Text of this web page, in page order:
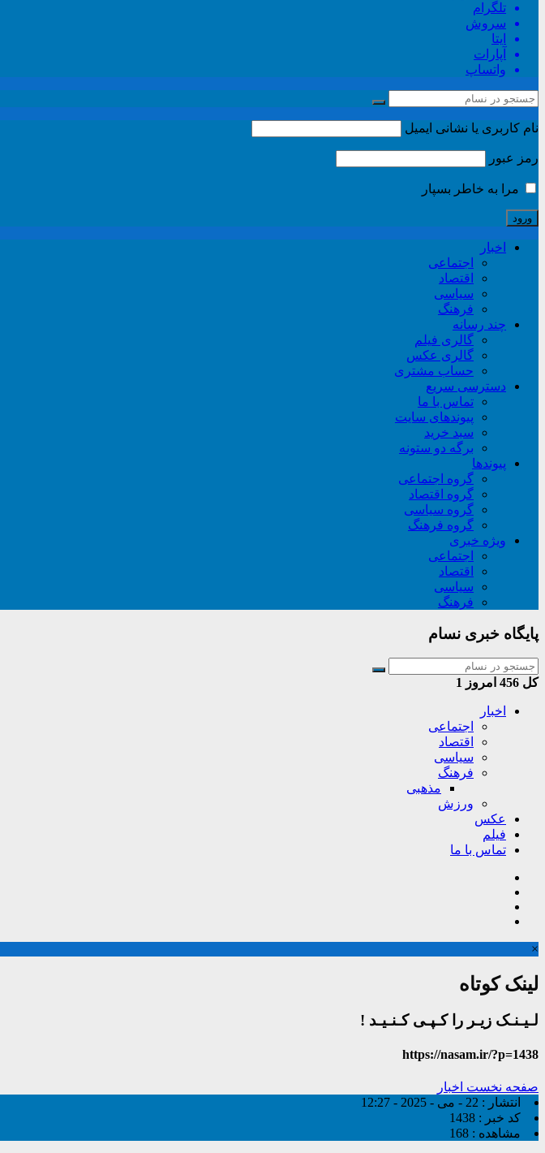
تلگرام
سروش
ایتا
آپارات
واتساپ
نام کاربری یا نشانی ایمیل
رمز عبور
مرا به خاطر بسپار
اخبار
اجتماعی
اقتصاد
سیاسی
فرهنگ
چند رسانه
گالری فیلم
گالری عکس
حساب مشتری
دسترسی سریع
تماس با ما
پیوندهای سایت
سبد خريد
برگه دو ستونه
پیوندها
گروه اجتماعی
گروه اقتصاد
گروه سیاسی
گروه فرهنگ
ویژه خبری
اجتماعی
اقتصاد
سیاسی
فرهنگ
پایگاه خبری نسام
کل امروز 1
اخبار
اجتماعی
اقتصاد
سیاسی
فرهنگ
مذهبی
ورزش
عکس
فیلم
تماس با ما
×
لینک کوتاه
لـیـنـک زیـر را کـپـی کـنـیـد !
https://nasam.ir/?p=1438
صفحه نخست اخبار
انتشار : 22 - می - 2025 - 12:27
کد خبر : 1438
مشاهده : 168